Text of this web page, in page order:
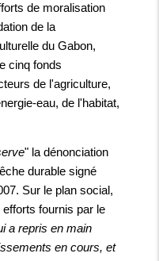
de moralisation
de la
du Gabon,
cinq fonds
de l'agriculture,
eau, de l'habitat,
" la dénonciation
durable signé
Sur le plan social,
fournis par le
a repris en main
en cours, et